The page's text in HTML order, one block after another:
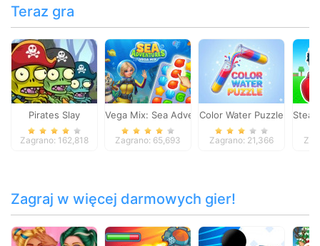
Teraz gra
Pirates Slay
Zagrano: 162,818
Vega Mix: Sea Adventures
Zagrano: 65,693
Color Water Puzzle
Zagrano: 21,366
Steal
Zagraj w więcej darmowych gier!